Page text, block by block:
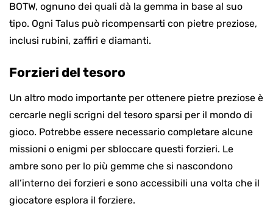
BOTW, ognuno dei quali dà la gemma in base al suo
tipo. Ogni Talus può ricompensarti con pietre preziose,
inclusi rubini, zaffiri e diamanti.
Forzieri del tesoro
Un altro modo importante per ottenere pietre preziose è
cercarle negli scrigni del tesoro sparsi per il mondo di
gioco. Potrebbe essere necessario completare alcune
missioni o enigmi per sbloccare questi forzieri. Le
ambre sono per lo più gemme che si nascondono
all’interno dei forzieri e sono accessibili una volta che il
giocatore esplora il forziere.